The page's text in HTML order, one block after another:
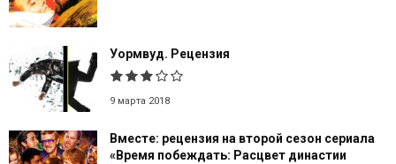
Уормвуд. Рецензия
9 марта 2018
Вместе: рецензия на второй сезон сериала
«Время побеждать: Расцвет династии